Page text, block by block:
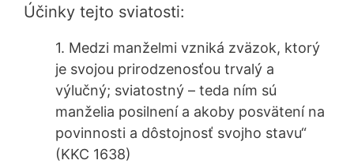
Účinky tejto sviatosti:
1. Medzi manželmi vzniká zväzok, ktorý
je svojou prirodzenosťou trvalý a
výlučný; sviatostný – teda ním sú
manželia posilnení a akoby posvätení na
povinnosti a dôstojnosť svojho stavu“
(KKC 1638)